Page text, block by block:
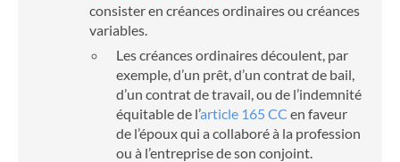
consister en créances ordinaires ou créances
variables.
Lescréances ordinairesdécoulent, par
exemple, d’un prêt, d’un contrat de bail,
d’un contrat de travail, ou de l’indemnité
équitable de l’article 165 CC en faveur
de l’époux qui a collaboré à la profession
ou à l’entreprise de son conjoint.